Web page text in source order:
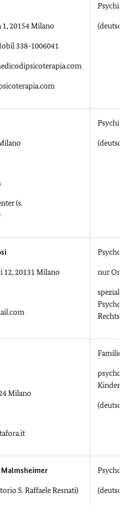
1, 20154 Milano
338-1006041
(s.
12, 20131 Milano nur
Milano
Malmsheimer
S. Raffaele Resnati)